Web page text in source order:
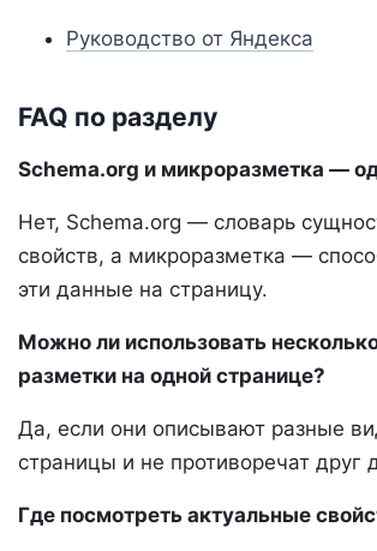
Руководство от Яндекса
FAQ по разделу
Schema.org и микроразметка —
Нет, Schema.org — словарь
свойств, а микроразметка —
эти данные на страницу.
Можно ли использовать
разметки на одной странице?
Да, если они описывают разные
страницы и не противоречат друг
Где посмотреть актуальные